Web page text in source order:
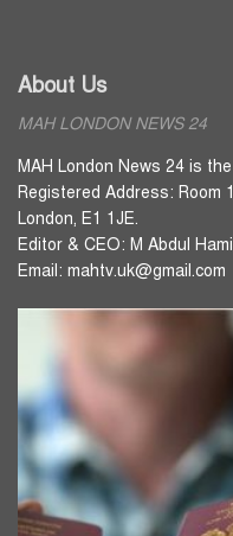
About Us
MAH LONDON NEWS 24
MAH London News 24 is
Registered Address: Room
London, E1 1JE.
Editor & CEO: M Abdul
Email: mahtv.uk@gmail.com